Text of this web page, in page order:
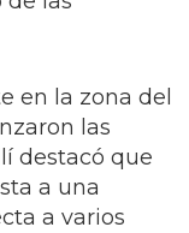
en la zona del
las
destacó que
a una
a varios